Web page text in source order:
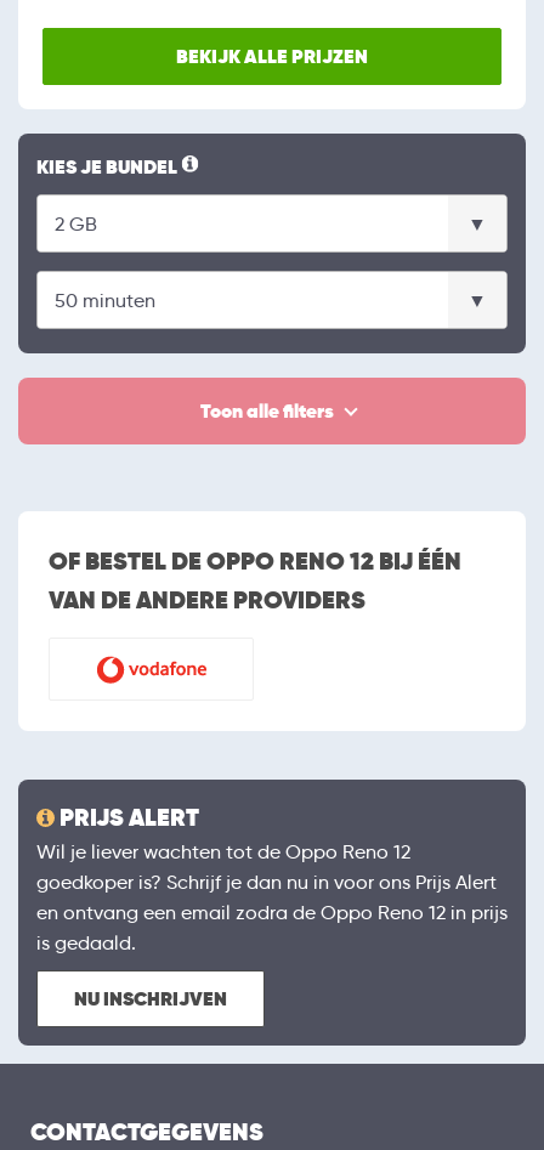
BEKIJK ALLE PRIJZEN
KIES JE BUNDEL
Toon alle filters
OF BESTEL DE OPPO RENO 12 BIJ ÉÉN
VAN DE ANDERE PROVIDERS
PRIJS ALERT
Wil je liever wachten tot de Oppo Reno 12
goedkoper is? Schrijf je dan nu in voor ons Prijs Alert
en ontvang een email zodra de Oppo Reno 12 in prijs
is gedaald.
NU INSCHRIJVEN
CONTACTGEGEVENS